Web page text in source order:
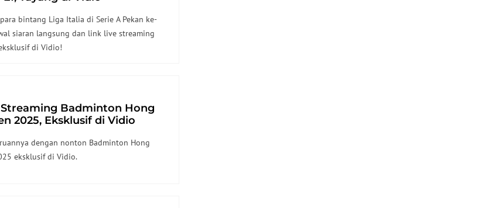
bintang Liga Italia di Serie A Pekan ke-
siaran langsung dan link live streaming
di Vidio!
Badminton Hong
2025, Eksklusif di Vidio
dengan nonton Badminton Hong
eksklusif di Vidio.